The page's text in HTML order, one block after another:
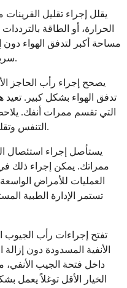
يقلل إجراء تقليل
الحرارة، أو الطاقة
مساحة أكبر لتدفق الهواء دون
سريع عادة مع الحد الأدنى من عدم الراحة.
يصحح إجراء رأب الحاجز
تدفق الهواء بشكل كبير.
التي تقسم ممرات أنفك.
التنفس وتقليلًا في التهابات الجيوب الأنفية بعد ذلك.
يستأصل إجراء استئصال
ممراتك. يمكن إجراء ذلك
العمليات للأمراض
تستمر الإدارة الطبية
تفتح إجراءات رأب الجيوب
الأنفية المسدودة دون
داخل فتحة الجيب
الخيار الأقل توغلاً يعمل